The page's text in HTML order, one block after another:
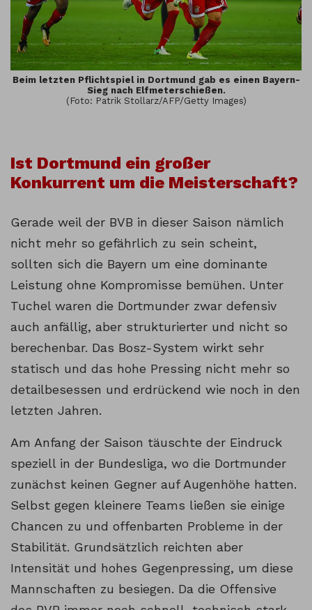
Beim letzten Pflichtspiel in Dortmund gab es einen Bayern-
Sieg nach Elfmeterschießen.
(Foto: Patrik Stollarz/AFP/Getty Images)
Ist Dortmund ein großer
Konkurrent um die Meisterschaft?
Gerade weil der BVB in dieser Saison nämlich
nicht mehr so gefährlich zu sein scheint,
sollten sich die Bayern um eine dominante
Leistung ohne Kompromisse bemühen. Unter
Tuchel waren die Dortmunder zwar defensiv
auch anfällig, aber strukturierter und nicht so
berechenbar. Das Bosz-System wirkt sehr
statisch und das hohe Pressing nicht mehr so
detailbesessen und erdrückend wie noch in den
letzten Jahren.
Am Anfang der Saison täuschte der Eindruck
speziell in der Bundesliga, wo die Dortmunder
zunächst keinen Gegner auf Augenhöhe hatten.
Selbst gegen kleinere Teams ließen sie einige
Chancen zu und offenbarten Probleme in der
Stabilität. Grundsätzlich reichten aber
Intensität und hohes Gegenpressing, um diese
Mannschaften zu besiegen. Da die Offensive